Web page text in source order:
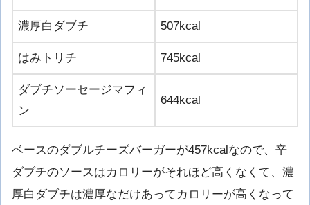
濃厚白ダブチ 507kcal
はみトリチ 745kcal
ダブチソーセージマフィ
ン
644kcal
ベースのダブルチーズバーガーが457kcalなので、辛
ダブチのソースはカロリーがそれほど高くなくて、濃
厚白ダブチは濃厚なだけあってカロリーが高くなって